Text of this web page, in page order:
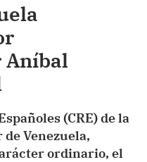
Aníbal
(CRE) de la
Venezuela,
ordinario, el